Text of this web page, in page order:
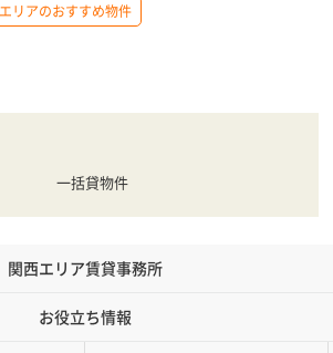
リアのおすすめ物件
一括貸物件
関西エリア賃貸事務所
お役立ち情報